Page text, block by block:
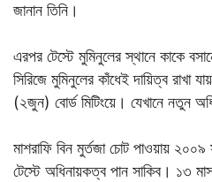
জানান তিনি।
এরপর টেস্টে মুমিনুলের স্থানে কাকে
সিরিজে মুমিনুলের কাঁধেই দায়িত্ব রাখা
(২জুন) বোর্ড মিটিংয়ে। যেখানে নতুন
মাশরাফি বিন মুর্তজা চোট পাওয়ায়
টেস্টে অধিনায়কত্ব পান সাকিব। ১৩